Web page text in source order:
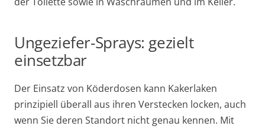
Ungeziefer-Sprays: gezielt
einsetzbar
Der Einsatz von Köderdosen kann Kakerlaken
prinzipiell überall aus ihren Verstecken locken, auch
wenn Sie deren Standort nicht genau kennen. Mit